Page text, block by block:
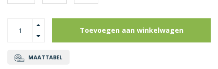
Toevoegen aan winkelwagen
MAATTABEL